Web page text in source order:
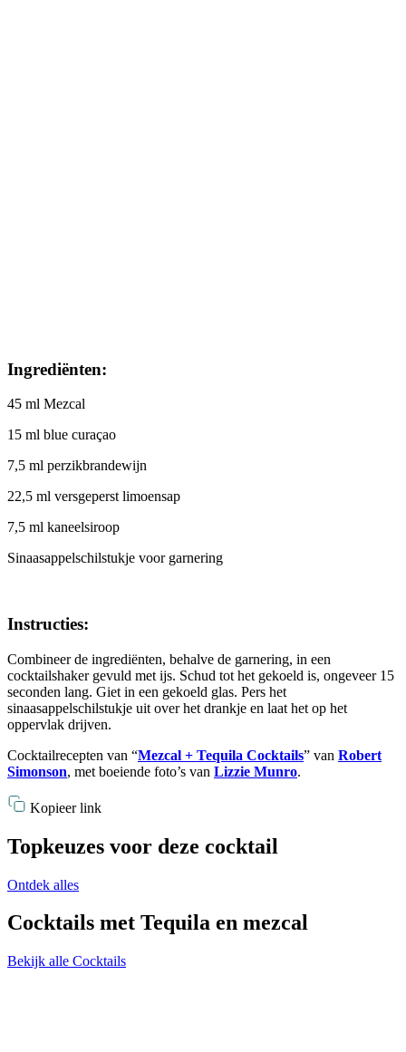
Ingrediënten:
45 ml Mezcal
15 ml blue curaçao
7,5 ml perzikbrandewijn
22,5 ml versgeperst limoensap
7,5 ml kaneelsiroop
Sinaasappelschilstukje voor garnering
Instructies:
Combineer de ingrediënten, behalve de garnering, in een
cocktailshaker gevuld met ijs. Schud tot het gekoeld is, ongeveer 15
seconden lang. Giet in een gekoeld glas. Pers het
sinaasappelschilstukje uit over het drankje en laat het op het
oppervlak drijven.
Cocktailrecepten van “Mezcal + Tequila Cocktails” van Robert
Simonson, met boeiende foto’s van Lizzie Munro.
Kopieer link
Topkeuzes voor deze cocktail
Ontdek alles
Cocktails met Tequila en mezcal
Bekijk alle Cocktails